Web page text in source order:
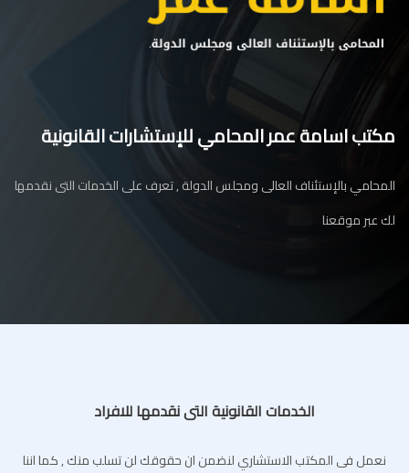
مكتب اسامة عمر المحامي للإستشارات القانونية
المحامي بالإستئناف العالى ومجلس الدولة , تعرف على الخدمات التى نقدمها
لك عبر موقعنا
الخدمات القانونية التى نقدمها للافراد
نعمل فى المكتب الاستشاري لنضمن ان حقوقك لن تسلب منك , كما اننا